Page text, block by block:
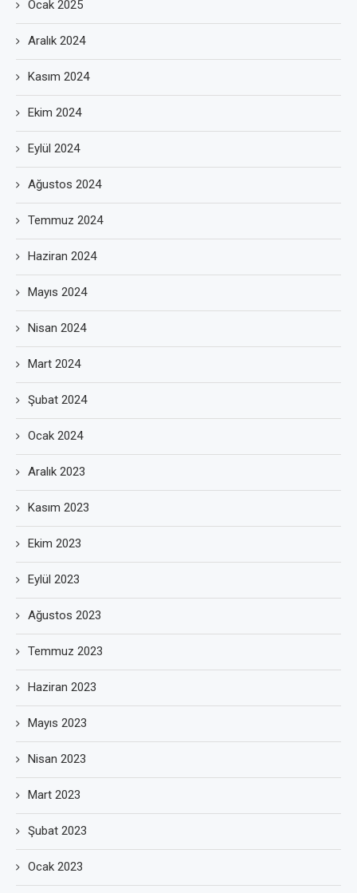
Ocak 2025
Aralık 2024
Kasım 2024
Ekim 2024
Eylül 2024
Ağustos 2024
Temmuz 2024
Haziran 2024
Mayıs 2024
Nisan 2024
Mart 2024
Şubat 2024
Ocak 2024
Aralık 2023
Kasım 2023
Ekim 2023
Eylül 2023
Ağustos 2023
Temmuz 2023
Haziran 2023
Mayıs 2023
Nisan 2023
Mart 2023
Şubat 2023
Ocak 2023